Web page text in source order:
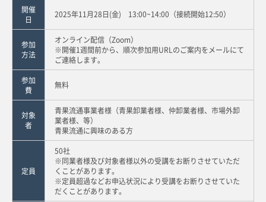
開催
日
2025年11月28日(金) 13:00~14:00（接続開始12:50）
参加
方法
オンライン配信（Zoom）
※開催1週間前から、順次参加用URLのご案内をメールにて
ご連絡します。
参加
費
無料
対象
者
青果流通事業者様（青果卸業者様、仲卸業者様、市場外卸
業者様、等）
青果流通に興味のある方
定員
50社
※同業者様及び対象者様以外の受講をお断りさせていただ
くことがあります。
※定員超過などお申込状況により受講をお断りさせていた
だくことがあります。